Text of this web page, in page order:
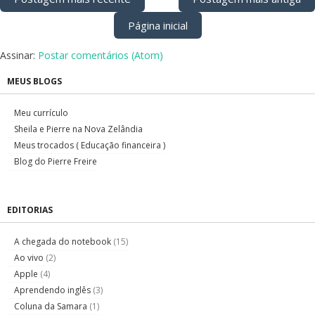
Página inicial
Assinar: Postar comentários (Atom)
MEUS BLOGS
Meu currículo
Sheila e Pierre na Nova Zelândia
Meus trocados ( Educação financeira )
Blog do Pierre Freire
EDITORIAS
A chegada do notebook (15)
Ao vivo (2)
Apple (4)
Aprendendo inglês (3)
Coluna da Samara (1)